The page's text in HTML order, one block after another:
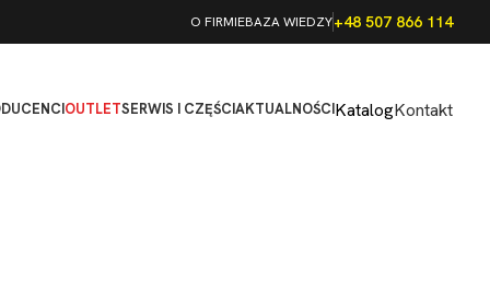
O FIRMIEBAZA WIEDZY+48 507 866 114
OUTLETSERWIS I CZĘŚCIAKTUALNOŚCIKatalogKontakt